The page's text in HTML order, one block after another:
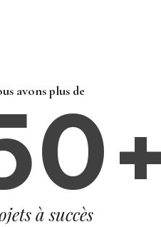
avons plus de
à succès